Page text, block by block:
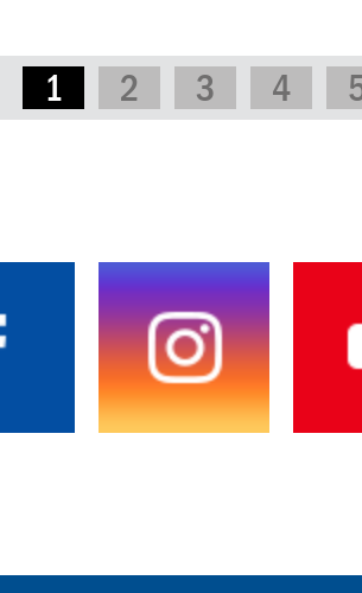
1 2 3 4